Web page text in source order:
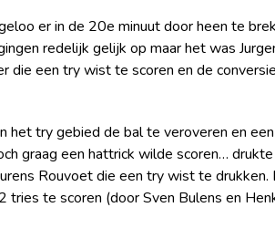
er in de 20e minuut door heen te
redelijk gelijk op maar het was
een try wist te scoren en de
try gebied de bal te veroveren en
graag een hattrick wilde scoren…
Rouvoet die een try wist te
te scoren (door Sven Bulens en